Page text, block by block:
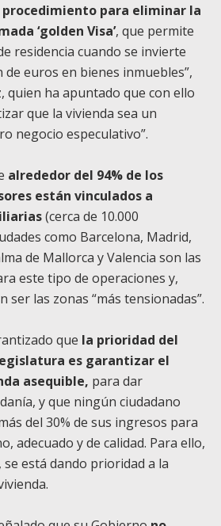
procedimiento para eliminar la
‘golden Visa’, que permite
residencia cuando se invierte
de euros en bienes inmuebles”,
quien ha apuntado que con ello
que la vivienda sea un
negocio especulativo”.
alrededor del 94% de los
están vinculados a
(cerca de 10.000
como Barcelona, Madrid,
de Mallorca y Valencia son las
este tipo de operaciones y,
ser las zonas “más tensionadas”.
que la prioridad del
es garantizar el
asequible, para dar
y que ningún ciudadano
del 30% de sus ingresos para
adecuado y de calidad. Para ello,
está dando prioridad a la